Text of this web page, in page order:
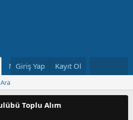
Neler Yeni Kullanıcılar
Giriş Yap Kayıt Ol
Toplu Alım